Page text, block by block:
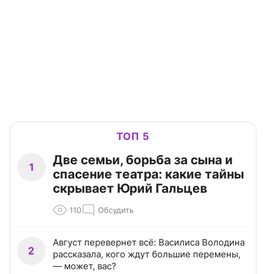
ТОП 5
1
Две семьи, борьба за сына и
спасение театра: какие тайны
скрывает Юрий Гальцев
110 Обсудить
2
Август перевернет всё: Василиса Володина
рассказала, кого ждут большие перемены,
— может, вас?